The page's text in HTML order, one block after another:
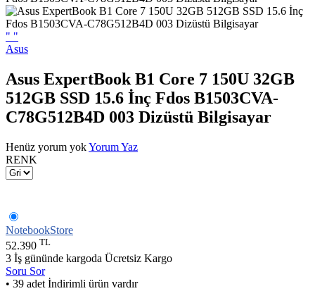
" "
Asus
Asus ExpertBook B1 Core 7 150U 32GB
512GB SSD 15.6 İnç Fdos B1503CVA-
C78G512B4D 003 Dizüstü Bilgisayar
Henüz yorum yokYorum Yaz
RENK
NotebookStore
52.390 TL
3 İş gününde kargoda Ücretsiz Kargo
Soru Sor
• 39 adet İndirimli ürün vardır